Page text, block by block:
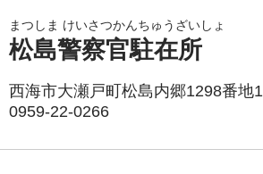
まつしま けいさつかんちゅうざいしょ
松島警察官駐在所
西海市大瀬戸町松島内郷1298番地1
0959-22-0266